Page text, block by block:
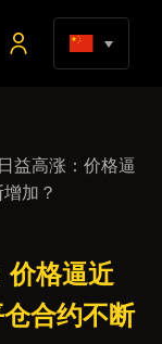
益高涨：价格逼
加？
价格逼近
合约不断